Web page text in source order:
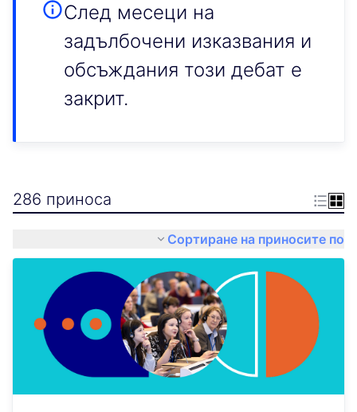
След месеци на
задълбочени изказвания и
обсъждания този дебат е
закрит.
286 приноса
Сортиране на приносите по